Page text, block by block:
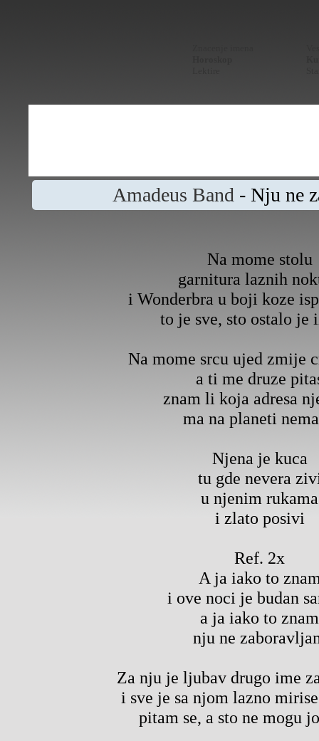
Amadeus Band - Nju ne
Na mome stolu
garnitura laznih
i Wonderbra u boji koze
to je sve, sto ostalo je
Na mome srcu ujed zmije
a ti me druze
znam li koja adresa
ma na planeti
Njena je kuca
tu gde nevera
u njenim rukama
i zlato posivi
Ref. 2x
A ja iako to
i ove noci je budan
a ja iako to znam
nju ne
Za nju je ljubav drugo ime
i sve je sa njom lazno
pitam se, a sto ne mogu